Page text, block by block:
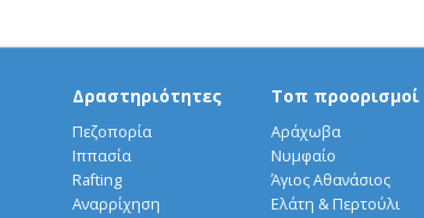
Δραστηριότητες
Πεζοπορία
Ιππασία
Rafting
Αναρρίχηση
Τοπ προορισμοί
Αράχωβα
Νυμφαίο
Άγιος Αθανάσιος
Ελάτη & Περτούλι